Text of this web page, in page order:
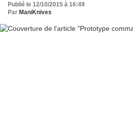
Publié le 12/10/2015 à 16:49
Par ManiKnives